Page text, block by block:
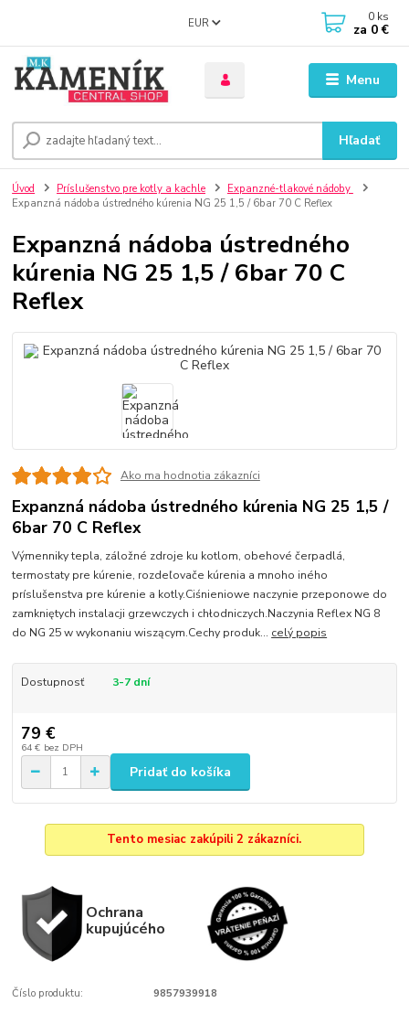
Menu
EUR
Hľadať
0 ks
za 0 €
Úvod Príslušenstvo pre kotly a kachle
Expanzné-tlakové nádoby
Expanzná nádoba ústredného kúrenia NG 25 1,5 / 6bar 70 C Reflex
Expanzná nádoba ústredného
kúrenia NG 25 1,5 / 6bar 70 C
Reflex
Ako ma hodnotia zákazníci
Expanzná nádoba ústredného kúrenia NG 25 1,5 /
6bar 70 C Reflex
Výmenniky tepla, záložné zdroje ku kotlom, obehové čerpadlá,
termostaty pre kúrenie, rozdeľovače kúrenia a mnoho iného
príslušenstva pre kúrenie a kotly.Ciśnieniowe naczynie przeponowe do
zamkniętych instalacji grzewczych i chłodniczych.Naczynia Reflex NG 8
do NG 25 w wykonaniu wiszącym.Cechy produk... celý popis
Dostupnosť 3-7 dní
79 €
64 € bez DPH
Pridať do košíka
Tento mesiac zakúpili 2 zákazníci.
Ochrana
kupujúcého
Číslo produktu: 9857939918